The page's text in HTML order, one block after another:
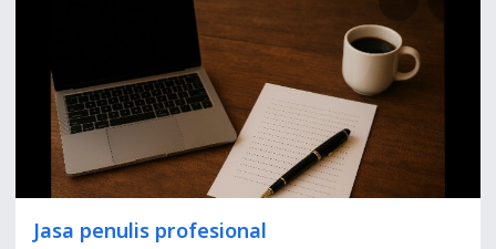
Jasa penulis profesional